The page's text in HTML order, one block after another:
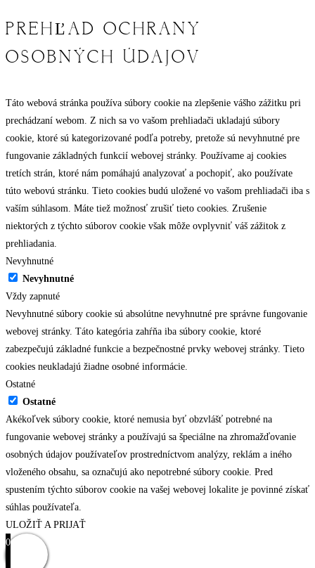
PREHĽAD OCHRANY
OSOBNÝCH ÚDAJOV
Táto webová stránka používa súbory cookie na zlepšenie vášho zážitku pri
prechádzaní webom. Z nich sa vo vašom prehliadači ukladajú súbory
cookie, ktoré sú kategorizované podľa potreby, pretože sú nevyhnutné pre
fungovanie základných funkcií webovej stránky. Používame aj cookies
tretích strán, ktoré nám pomáhajú analyzovať a pochopiť, ako používate
túto webovú stránku. Tieto cookies budú uložené vo vašom prehliadači iba s
vaším súhlasom. Máte tiež možnosť zrušiť tieto cookies. Zrušenie
niektorých z týchto súborov cookie však môže ovplyvniť váš zážitok z
prehliadania.
Nevyhnutné
Nevyhnutné
Vždy zapnuté
Nevyhnutné súbory cookie sú absolútne nevyhnutné pre správne fungovanie
webovej stránky. Táto kategória zahŕňa iba súbory cookie, ktoré
zabezpečujú základné funkcie a bezpečnostné prvky webovej stránky. Tieto
cookies neukladajú žiadne osobné informácie.
Ostatné
Ostatné
Akékoľvek súbory cookie, ktoré nemusia byť obzvlášť potrebné na
fungovanie webovej stránky a používajú sa špeciálne na zhromažďovanie
osobných údajov používateľov prostredníctvom analýzy, reklám a iného
vloženého obsahu, sa označujú ako nepotrebné súbory cookie. Pred
spustením týchto súborov cookie na vašej webovej lokalite je povinné získať
súhlas používateľa.
ULOŽIŤ A PRIJAŤ
0